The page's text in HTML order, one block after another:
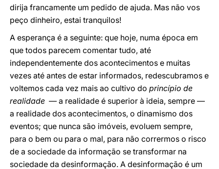
dirija francamente um pedido de ajuda. Mas não vos
peço dinheiro, estai tranquilos!
A esperança é a seguinte: que hoje, numa época em
que todos parecem comentar tudo, até
independentemente dos acontecimentos e muitas
vezes até antes de estar informados, redescubramos e
voltemos cada vez mais ao cultivo do princípio de
realidade — a realidade é superior à ideia, sempre —
a realidade dos acontecimentos, o dinamismo dos
eventos; que nunca são imóveis, evoluem sempre,
para o bem ou para o mal, para não corrermos o risco
de a sociedade da informação se transformar na
sociedade da desinformação. A desinformação é um